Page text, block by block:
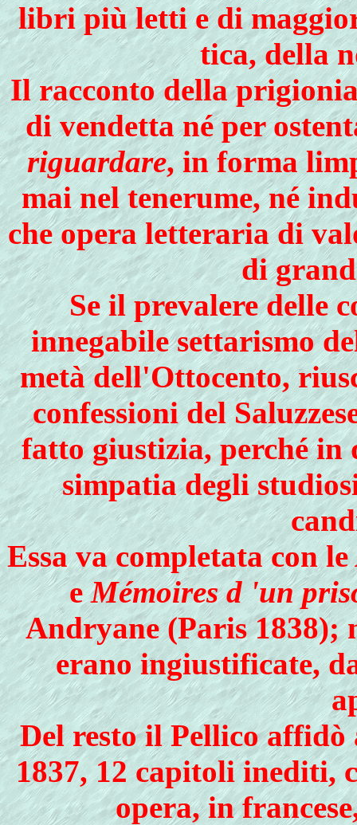
libri più letti e di
tica, della
Il racconto della
di vendetta né per
riguardare, in forma
mai nel tenerume, né
che opera let­teraria di
di
Se il prevalere delle
innegabile settarismo
metà dell'Ottocento,
con­fessioni del
fatto giustizia, perché in
simpatia degli
Essa va completata con le
eMémoires d 'un
Andryane (Paris 1838);
erano ingiustificate,
Del resto il Pellico
1837, 12 capitoli inediti,
opera, in